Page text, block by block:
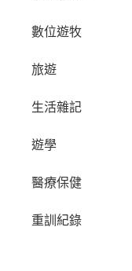
數位遊牧
旅遊
生活雜記
遊學
醫療保健
重訓紀錄